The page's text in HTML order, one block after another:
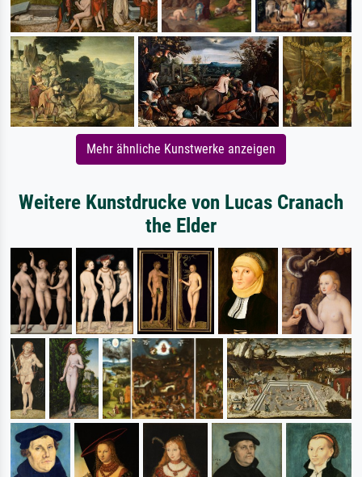
Mehr ähnliche Kunstwerke anzeigen
Weitere Kunstdrucke von Lucas Cranach
the Elder